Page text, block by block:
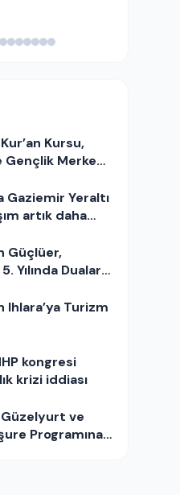
Kursu,
Gençlik Merkezi
Gaziemir Yeraltı
artık daha
Güçlüer,
Yılında Dualarla
Ihlara’ya Turizm
kongresi
krizi iddiası
Güzelyurt ve
Programına